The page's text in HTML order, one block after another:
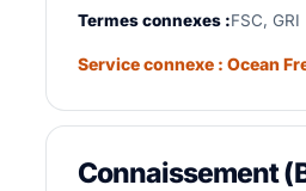
Termes connexes :FSC, GRI
Service connexe : Ocean
Connaissement